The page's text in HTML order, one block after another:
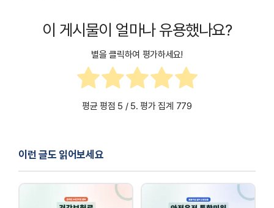
이 게시물이 얼마나 유용했나요?
별을 클릭하여 평가하세요!
평균 평점 5 / 5. 평가 집계 779
이런 글도 읽어보세요